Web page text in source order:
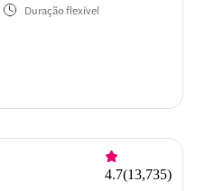
Duração flexível
4.7(13,735)